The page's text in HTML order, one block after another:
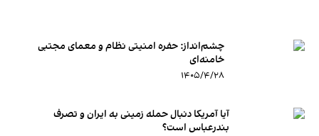
چشم‌انداز: حفره امنیتی نظام و معمای مجتبی
خامنه‌ای
۱۴۰۵/۴/۲۸
آیا آمریکا دنبال حمله زمینی به ایران و تصرف
بندرعباس است؟